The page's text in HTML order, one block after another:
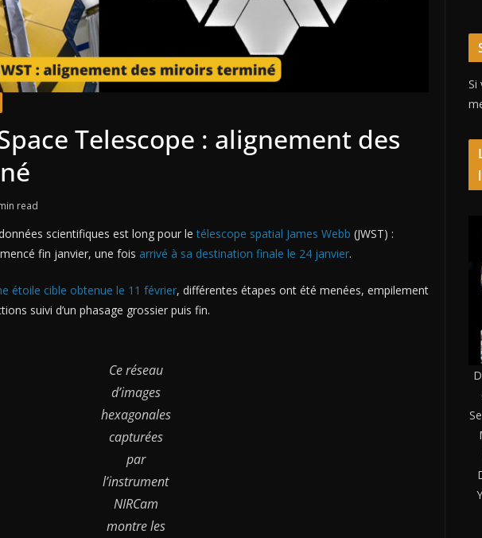
Telescope : alignement des
read
scientifiques est long pour letélescope spatial James Webb (JWST) :
fin janvier, une fois arrivé à sa destination finale le 24 janvier.
étoile cible obtenue le 11 février, différentes étapes ont été menées, empilement
suivi d’un phasage grossier puis fin.
Ce réseau
d’images
hexagonales
capturées
par
l’instrument
NIRCam
montre les
Si